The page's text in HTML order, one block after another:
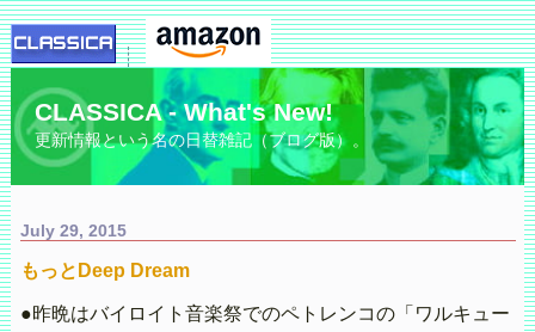
CLASSICA - What's New!
更新情報という名の日替雑記（ブログ版）。
July 29, 2015
もっとDeep Dream
●昨晩はバイロイト音楽祭でのペトレンコの「ワルキュー